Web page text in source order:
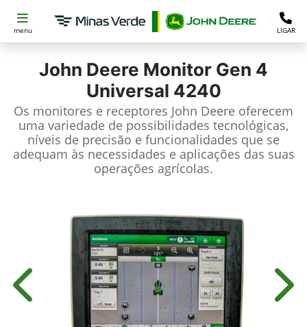
menu LIGAR
John Deere Monitor Gen 4
Universal 4240
Os monitores e receptores John Deere oferecem
uma variedade de possibilidades tecnológicas,
níveis de precisão e funcionalidades que se
adequam às necessidades e aplicações das suas
operações agrícolas.
Anterior